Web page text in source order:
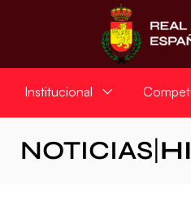
Institucional
NOTICIAS